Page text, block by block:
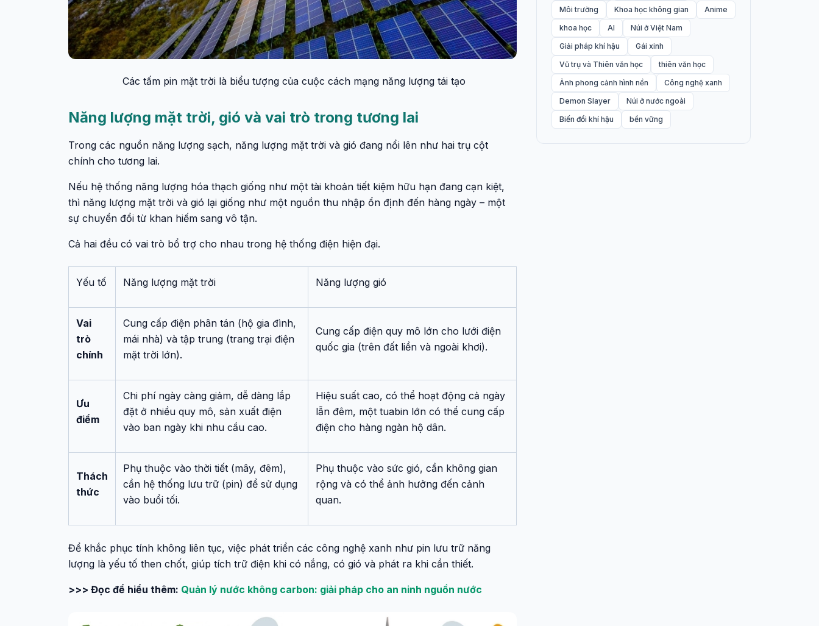
Các tấm pin mặt trời là biểu tượng của cuộc cách mạng năng lượng tái tạo
Năng lượng mặt trời, gió và vai trò trong tương lai
Trong các nguồn năng lượng sạch, năng lượng mặt trời và gió đang nổi lên như hai trụ cột
chính cho tương lai.
Nếu hệ thống năng lượng hóa thạch giống như một tài khoản tiết kiệm hữu hạn đang cạn kiệt,
thì năng lượng mặt trời và gió lại giống như một nguồn thu nhập ổn định đến hàng ngày – một
sự chuyển đổi từ khan hiếm sang vô tận.
Cả hai đều có vai trò bổ trợ cho nhau trong hệ thống điện hiện đại.
Yếu tố Năng lượng mặt trời Năng lượng gió
Vai
trò
chính
Cung cấp điện phân tán (hộ gia đình,
mái nhà) và tập trung (trang trại điện
mặt trời lớn).
Cung cấp điện quy mô lớn cho lưới điện
quốc gia (trên đất liền và ngoài khơi).
Ưu
điểm
Chi phí ngày càng giảm, dễ dàng lắp
đặt ở nhiều quy mô, sản xuất điện
vào ban ngày khi nhu cầu cao.
Hiệu suất cao, có thể hoạt động cả ngày
lẫn đêm, một tuabin lớn có thể cung cấp
điện cho hàng ngàn hộ dân.
Thách
thức
Phụ thuộc vào thời tiết (mây, đêm),
cần hệ thống lưu trữ (pin) để sử dụng
vào buổi tối.
Phụ thuộc vào sức gió, cần không gian
rộng và có thể ảnh hưởng đến cảnh
quan.
Để khắc phục tính không liên tục, việc phát triển các công nghệ xanh như pin lưu trữ năng
lượng là yếu tố then chốt, giúp tích trữ điện khi có nắng, có gió và phát ra khi cần thiết.
>>> Đọc để hiểu thêm: Quản lý nước không carbon: giải pháp cho an ninh nguồn nước
Môi trường
Khoa học không gian
Anime
khoa học
AI
Núi ở Việt Nam
Giải pháp khí hậu
Gái xinh
Vũ trụ và Thiên văn học
thiên văn học
Ảnh phong cảnh hình nền
Công nghệ xanh
Demon Slayer
Núi ở nước ngoài
Biến đổi khí hậu
bền vững